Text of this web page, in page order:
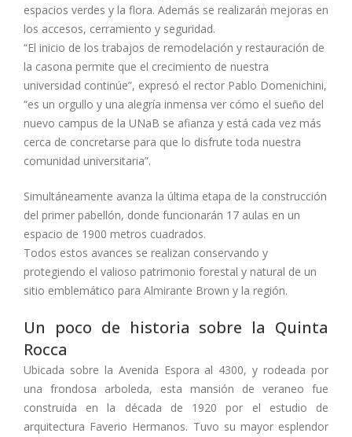
espacios verdes y la flora. Además se realizarán mejoras en
los accesos, cerramiento y seguridad.
“El inicio de los trabajos de remodelación y restauración de
la casona permite que el crecimiento de nuestra
universidad continúe”, expresó el rector Pablo Domenichini,
“es un orgullo y una alegría inmensa ver cómo el sueño del
nuevo campus de la UNaB se afianza y está cada vez más
cerca de concretarse para que lo disfrute toda nuestra
comunidad universitaria”.
Simultáneamente avanza la última etapa de la construcción
del primer pabellón, donde funcionarán 17 aulas en un
espacio de 1900 metros cuadrados.
Todos estos avances se realizan conservando y
protegiendo el valioso patrimonio forestal y natural de un
sitio emblemático para Almirante Brown y la región.
Un poco de historia sobre la Quinta
Rocca
Ubicada sobre la Avenida Espora al 4300, y rodeada por
una frondosa arboleda, esta mansión de veraneo fue
construida en la década de 1920 por el estudio de
arquitectura Faverio Hermanos. Tuvo su mayor esplendor